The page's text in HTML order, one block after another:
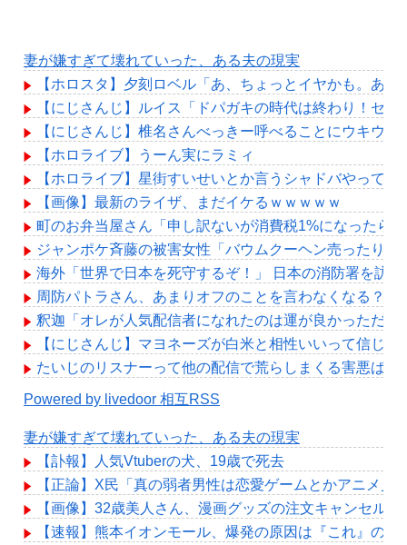
妻が嫌すぎて壊れていった、ある夫の現実
【ホロスタ】夕刻ロベル「あ、ちょっとイヤかも。あ
【にじさんじ】ルイス「ドパガキの時代は終わり！セ
【にじさんじ】椎名さんべっきー呼べることにウキウキ
【ホロライブ】うーん実にラミィ
【ホロライブ】星街すいせいとか言うシャドバやって
【画像】最新のライザ、まだイケるｗｗｗｗｗ
町のお弁当屋さん「申し訳ないが消費税1%になった
ジャンポケ斉藤の被害女性「バウムクーヘン売ったり
海外「世界で日本を死守するぞ！」 日本の消防署を訪
周防パトラさん、あまりオフのことを言わなくなる？
釈迦「オレが人気配信者になれたのは運が良かっただけ
【にじさんじ】マヨネーズが白米と相性いいって信じ難
たいじのリスナーって他の配信で荒らしまくる害悪ばっ
Powered by livedoor 相互RSS
妻が嫌すぎて壊れていった、ある夫の現実
【訃報】人気Vtuberの犬、19歳で死去
【正論】X民「真の弱者男性は恋愛ゲームとかアニメ
【画像】32歳美人さん、漫画グッズの注文キャンセル
【速報】熊本イオンモール、爆発の原因は『これ』の可